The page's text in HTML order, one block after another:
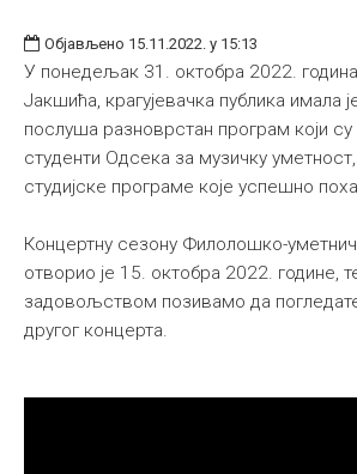
Објављено 15.11.2022. у 15:13
У понедељак 31. октобра 2022.
Јакшића, крагујевачка публика имала
послуша разноврстан програм који
студенти Одсека за музичку
студијске програме које успешно
Концертну сезону Филолошко-
отворио је 15. октобра 2022. године,
задовољством позивамо да
другог концерта.